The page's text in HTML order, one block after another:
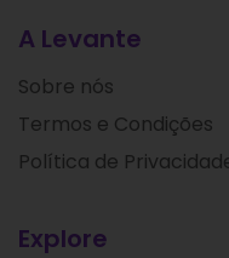
A Levante
Sobre nós
Termos e Condições
Política de
Explore